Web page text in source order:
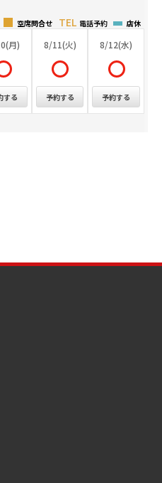
店休
電話予約
空席問合せ
月)
する
8/11(火)
予約する
8/12(水)
予約する